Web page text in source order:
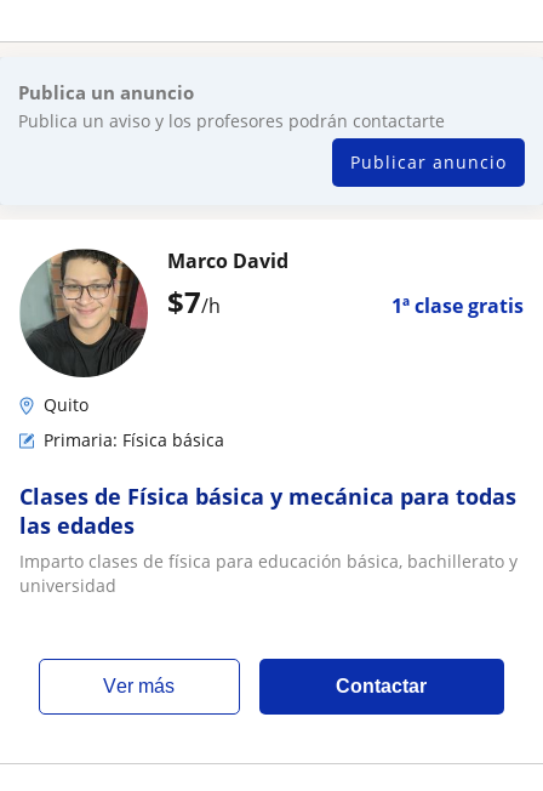
Publica un anuncio
Publica un aviso y los profesores podrán contactarte
Publicar anuncio
$7/h 1ª clase gratis
Marco David
Quito
Primaria: Física básica
Clases de Física básica y mecánica para todas
las edades
Imparto clases de física para educación básica, bachillerato y
universidad
ver más Contactar